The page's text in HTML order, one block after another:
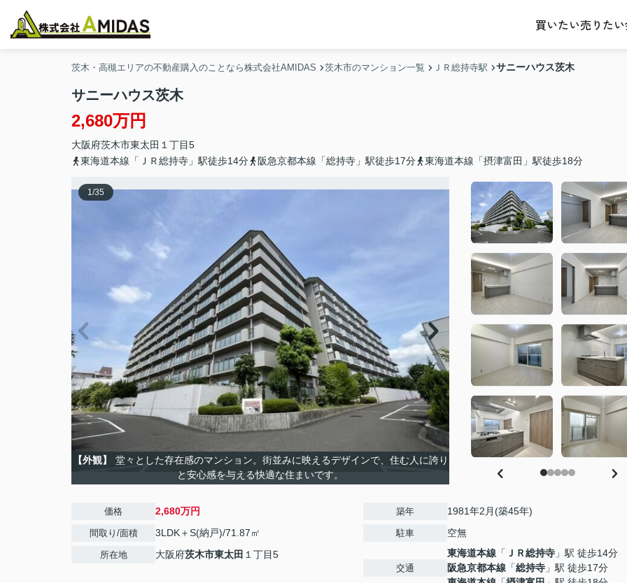
買いたい売りたい
茨木・高槻エリアの不動産購入のことなら株式会社AMIDAS 茨木市のマンション一覧 ＪＲ総持寺駅 サニーハウス茨木
サニーハウス茨木
2,680万円
大阪府茨木市東太田 １丁目5
東海道本線「ＪＲ総持寺」駅徒歩14分
阪急京都本線「総持寺」駅徒歩17分 東海道本線「摂津富田」駅徒歩18分
1/35
【外観】
堂々とした存在感のマンション。街並みに映えるデザインで、住む人に誇り
と安心感を与える快適な住まいです。
価格 2,680万円
間取り/面積 3LDK＋S(納戸)/71.87㎡
所在地 大阪府茨木市東太田 １丁目5
築年 1981年2月(築45年)
駐車 空無
交通
東海道本線 「 ＪＲ総持寺 」駅 徒歩14分
阪急京都本線 「総持寺 」駅 徒歩17分